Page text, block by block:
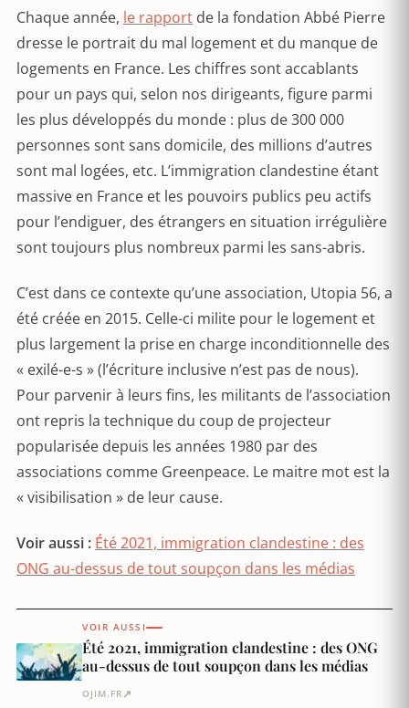
Chaque année, le rapport de la fondation Abbé Pierre
dresse le portrait du mal logement et du manque de
logements en France. Les chiffres sont accablants
pour un pays qui, selon nos dirigeants, figure parmi
les plus développés du monde : plus de 300 000
personnes sont sans domicile, des millions d’autres
sont mal logées, etc. L’immigration clandestine étant
massive en France et les pouvoirs publics peu actifs
pour l’endiguer, des étrangers en situation irrégulière
sont toujours plus nombreux parmi les sans-abris.
C’est dans ce contexte qu’une association, Utopia 56, a
été créée en 2015. Celle-ci milite pour le logement et
plus largement la prise en charge inconditionnelle des
« exilé-e-s » (l’écriture inclusive n’est pas de nous).
Pour parvenir à leurs fins, les militants de l’association
ont repris la technique du coup de projecteur
popularisée depuis les années 1980 par des
associations comme Greenpeace. Le maitre mot est la
« visibilisation » de leur cause.
Voir aussi : Été 2021, immigration clandestine : des
ONG au-dessus de tout soupçon dans les médias
VOIR AUSSI
Été 2021, immigration clandestine : des ONG
au-dessus de tout soupçon dans les médias
OJIM.FR ↗